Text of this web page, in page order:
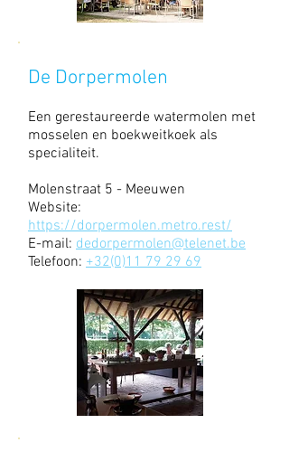
De Dorpermolen
Een gerestaureerde watermolen met
mosselen en boekweitkoek als
specialiteit.
Molenstraat 5 - Meeuwen
Website:
https://dorpermolen.metro.rest/
E-mail: dedorpermolen@telenet.be
Telefoon: +32(0)11 79 29 69